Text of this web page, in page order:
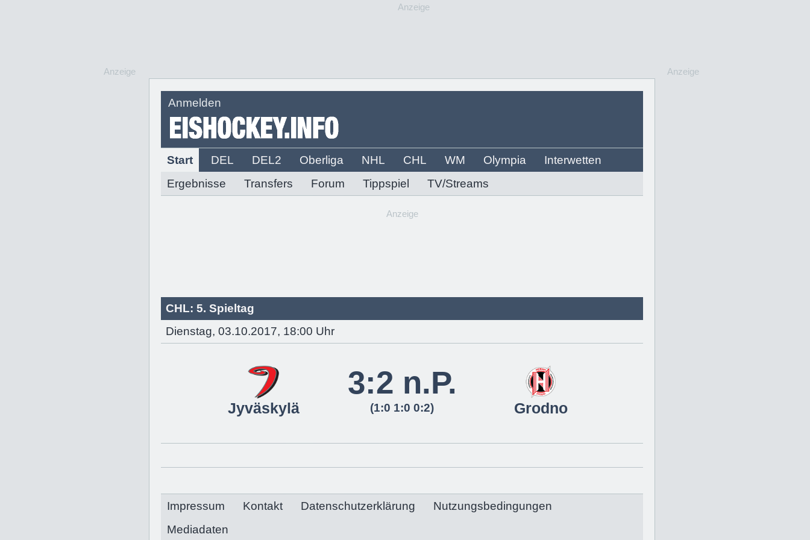
Anzeige
Anmelden
Start DEL DEL2 Oberliga NHL CHL WM Olympia
Interwetten
Ergebnisse
Transfers Forum Tippspiel TV/Streams
Anzeige
Anzeige
Anzeige
CHL: 5. Spieltag
Dienstag, 03.10.2017, 18:00 Uhr
Jyväskylä
3:2 n.P.
(1:0 1:0 0:2) Grodno
Impressum Kontakt Datenschutzerklärung
Nutzungsbedingungen
Mediadaten